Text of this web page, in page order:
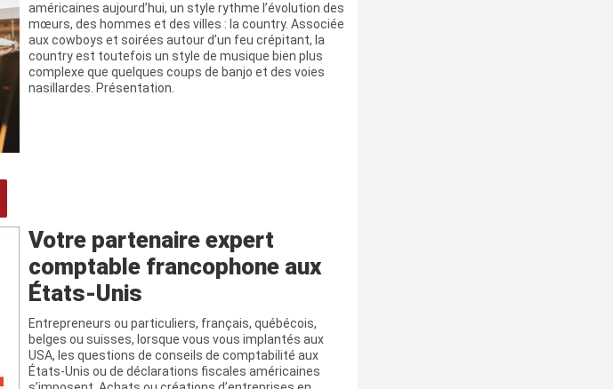
américaines aujourd’hui, un style rythme l’évolution des
mœurs, des hommes et des villes : la country. Associée
aux cowboys et soirées autour d’un feu crépitant, la
country est toutefois un style de musique bien plus
complexe que quelques coups de banjo et des voies
nasillardes. Présentation.
Votre partenaire expert
comptable francophone aux
États-Unis
Entrepreneurs ou particuliers, français, québécois,
belges ou suisses, lorsque vous vous implantés aux
USA, les questions de conseils de comptabilité aux
États-Unis ou de déclarations fiscales américaines